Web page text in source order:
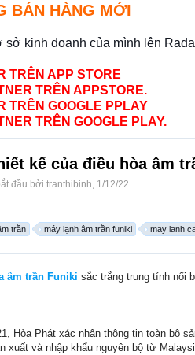
BÁN HÀNG MỚI
sở kinh doanh của mình lên
TRÊN APP STORE
TRÊN APPSTORE.
TRÊN GOOGLE PPLAY
TRÊN GOOGLE PLAY.
kế của điều hòa âm
đầu bởi tranthibinh, 1/12/22.
trần máy lạnh âm trần funiki may lanh
âm trần Funiki sắc trắng trung tính nổi
Hòa Phát xác nhận thông tin toàn bộ
xuất và nhập khẩu nguyên bộ từ